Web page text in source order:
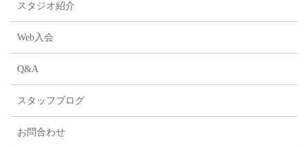
スタジオ紹介
Web入会
Q&A
スタッフブログ
お問合わせ